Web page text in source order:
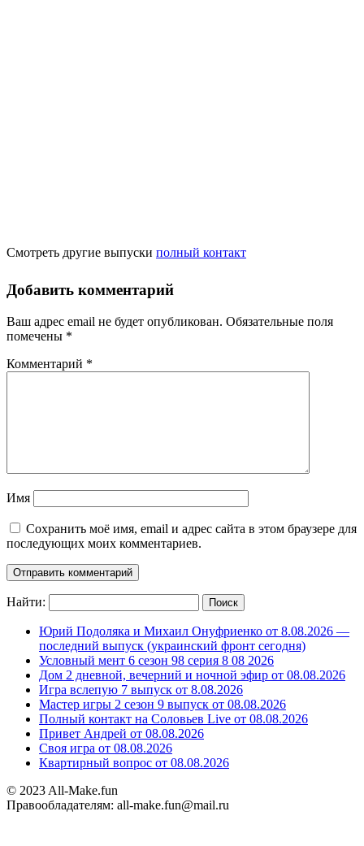
Смотреть другие выпуски полный контакт
Добавить комментарий
Ваш адрес email не будет опубликован. Обязательные поля
помечены *
Комментарий *
Имя
Сохранить моё имя, email и адрес сайта в этом браузере для
последующих моих комментариев.
Найти:
Юрий Подоляка и Михаил Онуфриенко от 8.08.2026 —
последний выпуск (украинский фронт сегодня)
Условный мент 6 сезон 98 серия 8 08 2026
Дом 2 дневной, вечерний и ночной эфир от 08.08.2026
Игра вслепую 7 выпуск от 8.08.2026
Мастер игры 2 сезон 9 выпуск от 08.08.2026
Полный контакт на Соловьев Live от 08.08.2026
Привет Андрей от 08.08.2026
Своя игра от 08.08.2026
Квартирный вопрос от 08.08.2026
© 2023 All-Make.fun
Правообладателям: all-make.fun@mail.ru